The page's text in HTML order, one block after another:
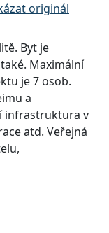
originál
Byt je
Maximální
je 7 osob.
a
infrastruktura v
atd. Veřejná